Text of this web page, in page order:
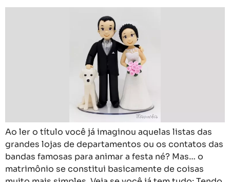
Ao ler o título você já imaginou aquelas listas das
grandes lojas de departamentos ou os contatos das
bandas famosas para animar a festa né? Mas… o
matrimônio se constitui basicamente de coisas